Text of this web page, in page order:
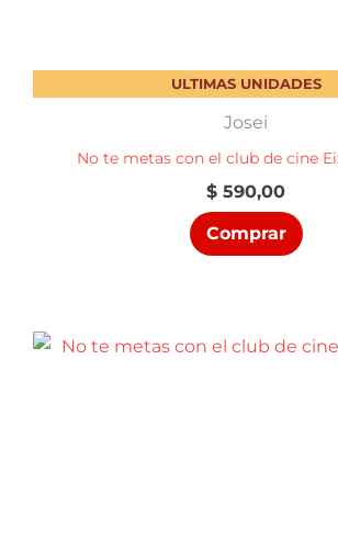
ULTIMAS UNIDADES
Josei
No te metas con el club de cine
$ 590,00
Comprar